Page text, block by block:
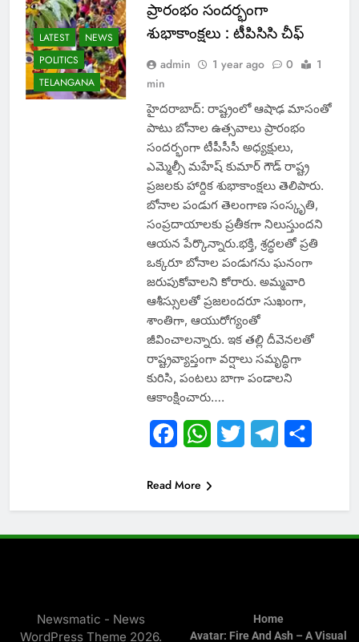
LATEST
NEWS
POLITICS
TELANGANA
ప్రారంభం సందర్భంగా
శుభాకాంక్షలు : టీపిసిసి చీఫ్
admin 1 year ago 0
1
min
హైదరాబాద్: రాష్ట్రంలో ఆషాఢ మాసంతో
పాటు బోనాల ఉత్సవాలు ప్రారంభం
సందర్భంగా టీపీసీసీ అధ్యక్షులు,
ఎమ్మెల్సీ మహేష్ కుమార్ గౌడ్ రాష్ట్ర
ప్రజలకు హార్దిక శుభాకాంక్షలు తెలిపారు.
బోనాల పండుగ తెలంగాణ సంస్కృతి,
సంప్రదాయాలకు ప్రతీకగా నిలుస్తుందని
ఆయన పేర్కొన్నారు.భక్తి, శ్రద్ధలతో ప్రతి
ఒక్కరూ బోనాల పండుగను ఘనంగా
జరుపుకోవాలని కోరారు. అమ్మవారి
ఆశీస్సులతో ప్రజలందరూ సుఖంగా,
శాంతిగా, ఆయురోగ్యంతో
జీవించాలన్నారు. ఇక తల్లి దీవెనలతో
రాష్ట్రవ్యాప్తంగా వర్షాలు సమృద్ధిగా
కురిసి, పంటలు బాగా పండాలని
ఆకాంక్షించారు….
FacebookWhatsApp
Twitter Telegram
Read More
Newsmatic - News
WordPress Theme 2026.
Home
Avatar: Fire And Ash – A Visual